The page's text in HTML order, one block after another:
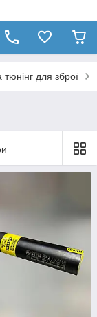
тюнінг для зброї